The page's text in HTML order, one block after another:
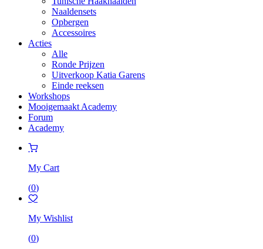
Naaldensets
Opbergen
Accessoires
Acties
Alle
Ronde Prijzen
Uitverkoop Katia Garens
Einde reeksen
Workshops
Mooigemaakt Academy
Forum
Academy
My Cart
(0)
My Wishlist
(0)